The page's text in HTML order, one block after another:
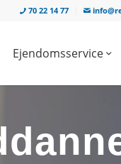
70 22 14 77
Ejendomsservice